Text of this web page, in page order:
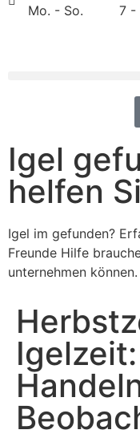
Mo. - So. 7 -
Igel
helfen
Igel im gefunden?
Freunde Hilfe
unternehmen